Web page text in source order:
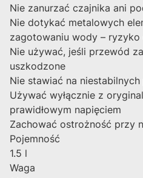
Nie zanurzać czajnika ani
Nie dotykać metalowych
zagotowaniu wody – ryzyko
Nie używać, jeśli przewód
uszkodzone
Nie stawiać na
Używać wyłącznie z
prawidłowym napięciem
Zachować ostrożność przy
Pojemność
1.5 l
Waga